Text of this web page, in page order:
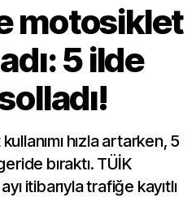
motosiklet
5 ilde
hızla artarken, 5
bıraktı. TÜİK
itibarıyla trafiğe kayıtlı